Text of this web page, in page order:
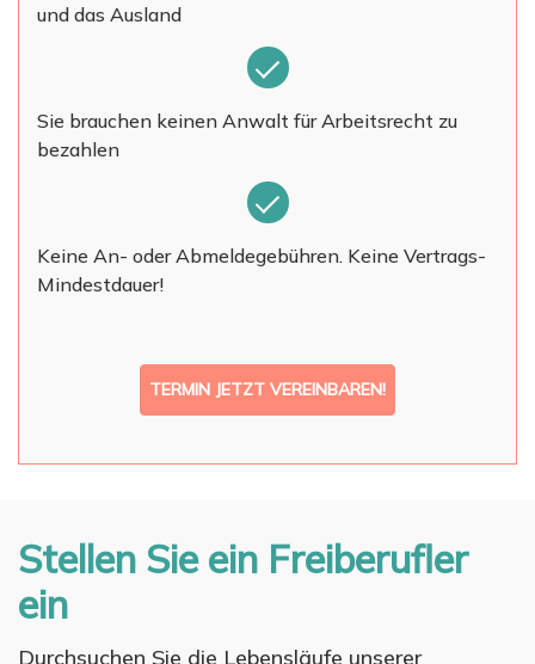
und das Ausland
Sie brauchen keinen Anwalt für Arbeitsrecht zu
bezahlen
Keine An- oder Abmeldegebühren. Keine Vertrags-
Mindestdauer!
TERMIN JETZT VEREINBAREN!
Stellen Sie ein Freiberufler
ein
Durchsuchen Sie die Lebensläufe unserer